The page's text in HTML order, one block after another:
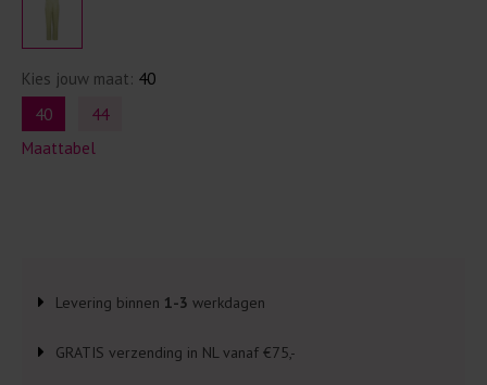
Kies jouw maat: 40
40
44
Maattabel
Levering binnen 1-3 werkdagen
GRATIS verzending in NL vanaf €75,-